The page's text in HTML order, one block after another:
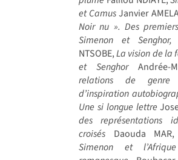
et CamusJanvier
Noir nu ». Des
Simenon et Senghor,
NTSOBE,La vision de la
et SenghorAndrée-
relations de
d’inspiration
Une si longue lettre
des représentations
croisés Daouda MAR,
Simenon et